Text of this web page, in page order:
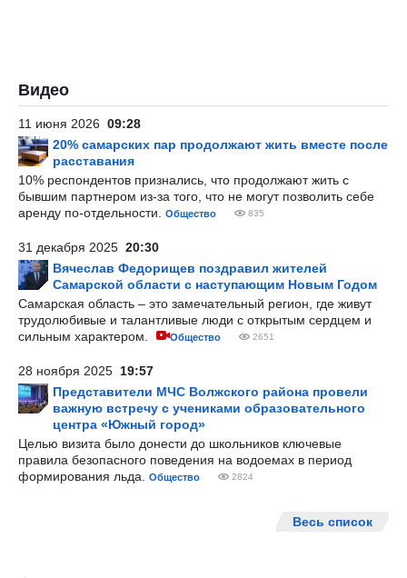
Видео
11 июня 2026 09:28
20% самарских пар продолжают жить вместе после
расставания
10% респондентов признались, что продолжают жить с
бывшим партнером из-за того, что не могут позволить себе
аренду по-отдельности.
Общество 835
31 декабря 2025 20:30
Вячеслав Федорищев поздравил жителей
Самарской области с наступающим Новым Годом
Самарская область – это замечательный регион, где живут
трудолюбивые и талантливые люди с открытым сердцем и
сильным характером.
Общество 2651
28 ноября 2025 19:57
Представители МЧС Волжского района провели
важную встречу с учениками образовательного
центра «Южный город»
Целью визита было донести до школьников ключевые
правила безопасного поведения на водоемах в период
формирования льда.
Общество 2824
Весь список